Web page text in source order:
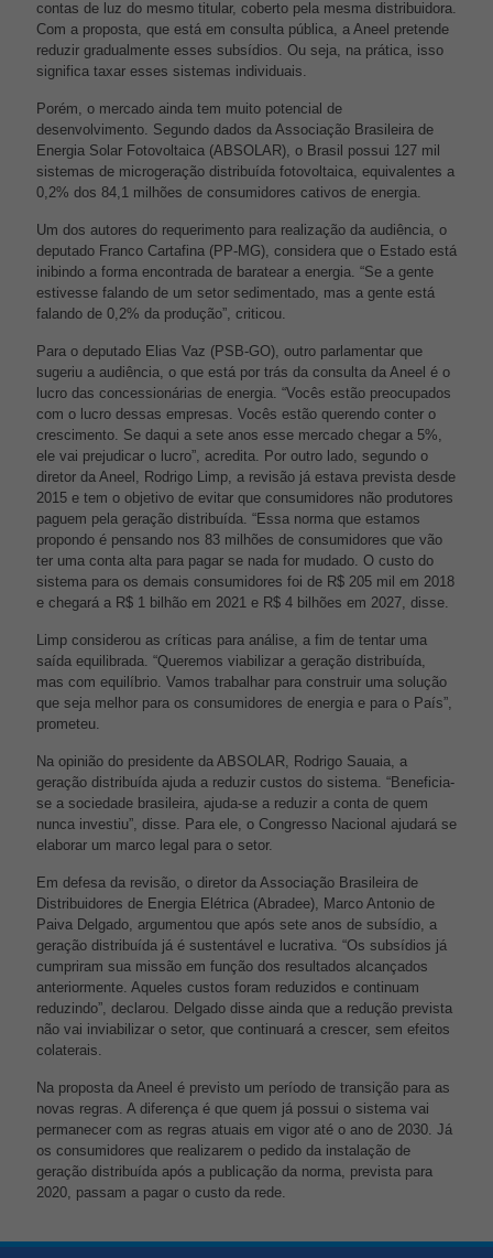
contas de luz do mesmo titular, coberto pela mesma distribuidora.
Com a proposta, que está em consulta pública, a Aneel pretende
reduzir gradualmente esses subsídios. Ou seja, na prática, isso
significa taxar esses sistemas individuais.
Porém, o mercado ainda tem muito potencial de
desenvolvimento. Segundo dados da Associação Brasileira de
Energia Solar Fotovoltaica (ABSOLAR), o Brasil possui 127 mil
sistemas de microgeração distribuída fotovoltaica, equivalentes a
0,2% dos 84,1 milhões de consumidores cativos de energia.
Um dos autores do requerimento para realização da audiência, o
deputado Franco Cartafina (PP-MG), considera que o Estado está
inibindo a forma encontrada de baratear a energia. “Se a gente
estivesse falando de um setor sedimentado, mas a gente está
falando de 0,2% da produção”, criticou.
Para o deputado Elias Vaz (PSB-GO), outro parlamentar que
sugeriu a audiência, o que está por trás da consulta da Aneel é o
lucro das concessionárias de energia. “Vocês estão preocupados
com o lucro dessas empresas. Vocês estão querendo conter o
crescimento. Se daqui a sete anos esse mercado chegar a 5%,
ele vai prejudicar o lucro”, acredita. Por outro lado, segundo o
diretor da Aneel, Rodrigo Limp, a revisão já estava prevista desde
2015 e tem o objetivo de evitar que consumidores não produtores
paguem pela geração distribuída. “Essa norma que estamos
propondo é pensando nos 83 milhões de consumidores que vão
ter uma conta alta para pagar se nada for mudado. O custo do
sistema para os demais consumidores foi de R$ 205 mil em 2018
e chegará a R$ 1 bilhão em 2021 e R$ 4 bilhões em 2027, disse.
Limp considerou as críticas para análise, a fim de tentar uma
saída equilibrada. “Queremos viabilizar a geração distribuída,
mas com equilíbrio. Vamos trabalhar para construir uma solução
que seja melhor para os consumidores de energia e para o País”,
prometeu.
Na opinião do presidente da ABSOLAR, Rodrigo Sauaia, a
geração distribuída ajuda a reduzir custos do sistema. “Beneficia-
se a sociedade brasileira, ajuda-se a reduzir a conta de quem
nunca investiu”, disse. Para ele, o Congresso Nacional ajudará se
elaborar um marco legal para o setor.
Em defesa da revisão, o diretor da Associação Brasileira de
Distribuidores de Energia Elétrica (Abradee), Marco Antonio de
Paiva Delgado, argumentou que após sete anos de subsídio, a
geração distribuída já é sustentável e lucrativa. “Os subsídios já
cumpriram sua missão em função dos resultados alcançados
anteriormente. Aqueles custos foram reduzidos e continuam
reduzindo”, declarou. Delgado disse ainda que a redução prevista
não vai inviabilizar o setor, que continuará a crescer, sem efeitos
colaterais.
Na proposta da Aneel é previsto um período de transição para as
novas regras. A diferença é que quem já possui o sistema vai
permanecer com as regras atuais em vigor até o ano de 2030. Já
os consumidores que realizarem o pedido da instalação de
geração distribuída após a publicação da norma, prevista para
2020, passam a pagar o custo da rede.
opcionais. São
necessários
para o
funcionamento
do site.
Para que